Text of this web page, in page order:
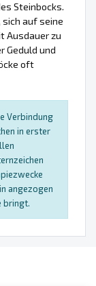
Steinbocks.
sich auf seine
Ausdauer zu
Geduld und
oft
Verbindung
in erster
angezogen
bringt.